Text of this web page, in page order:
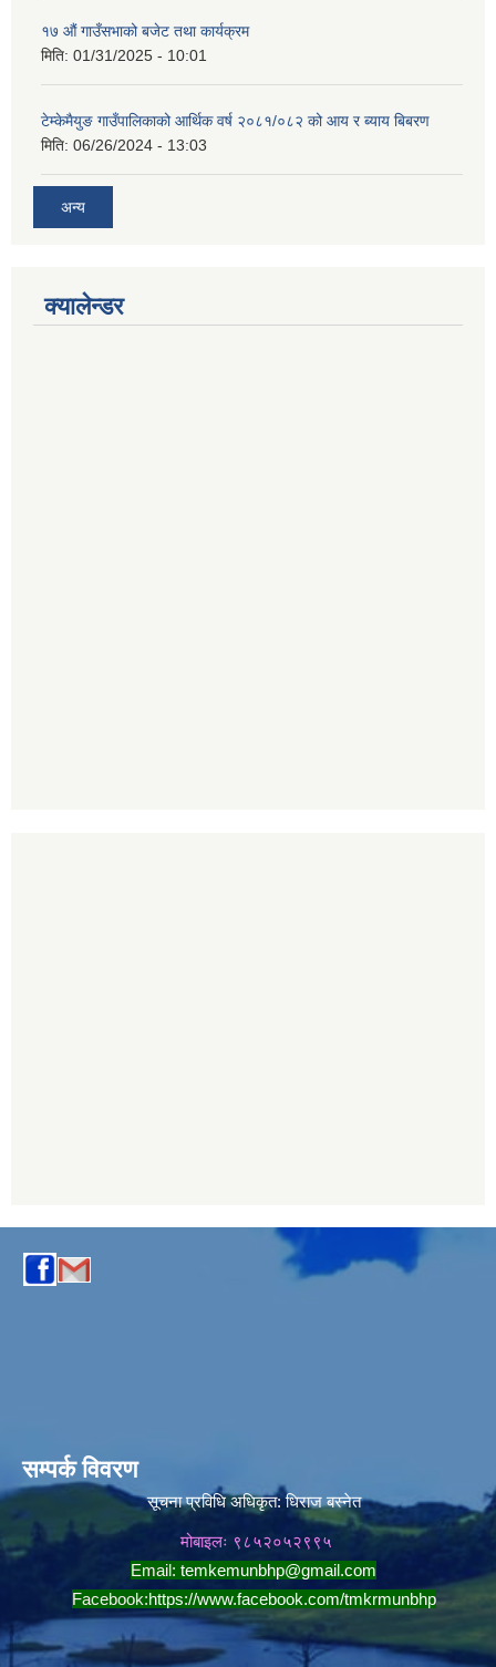
१७ औं गाउँसभाको बजेट तथा कार्यक्रम
मिति: 01/31/2025 - 10:01
टेम्केमैयुङ गाउँपालिकाको आर्थिक वर्ष २०८१/०८२ को आय र ब्याय बिबरण
मिति: 06/26/2024 - 13:03
अन्य
क्यालेन्डर
सम्पर्क विवरण
सूचना प्रविधि अधिकृत:धिराज बस्नेत
मोबाइलः ९८५२०५२९९५
Email: temkemunbhp@gmail.com
Facebook:https://www.facebook.com/tmkrmunbhp